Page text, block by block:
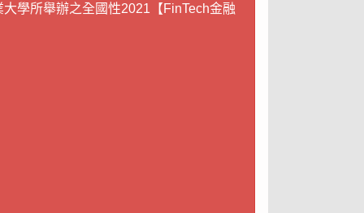
學所舉辦之全國性2021【FinTech金融